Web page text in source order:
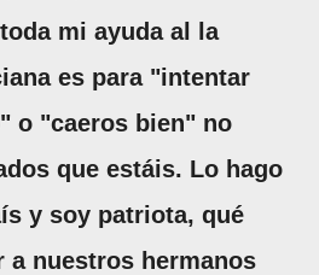
mi ayuda al la
es para "intentar
o "caeros bien" no
que estáis. Lo hago
y soy patriota, qué
a nuestros hermanos